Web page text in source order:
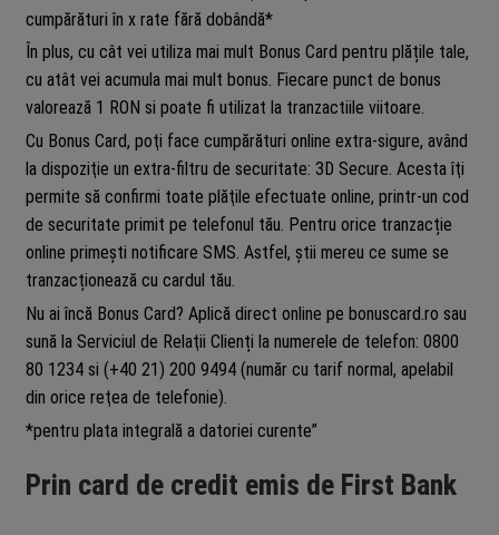
cumpărături în x rate fără dobândă*
În plus, cu cât vei utiliza mai mult Bonus Card pentru plățile tale,
cu atât vei acumula mai mult bonus. Fiecare punct de bonus
valorează 1 RON si poate fi utilizat la tranzactiile viitoare.
Cu Bonus Card, poţi face cumpărături online extra-sigure, având
la dispoziţie un extra-filtru de securitate: 3D Secure. Acesta îţi
permite să confirmi toate plăţile efectuate online, printr-un cod
de securitate primit pe telefonul tău. Pentru orice tranzacție
online primești notificare SMS. Astfel, știi mereu ce sume se
tranzacționează cu cardul tău.
Nu ai încă Bonus Card? Aplică direct online pe bonuscard.ro sau
sună la Serviciul de Relaţii Clienți la numerele de telefon: 0800
80 1234 si (+40 21) 200 9494 (număr cu tarif normal, apelabil
din orice reţea de telefonie).
*pentru plata integrală a datoriei curente”
Prin card de credit emis de First Bank